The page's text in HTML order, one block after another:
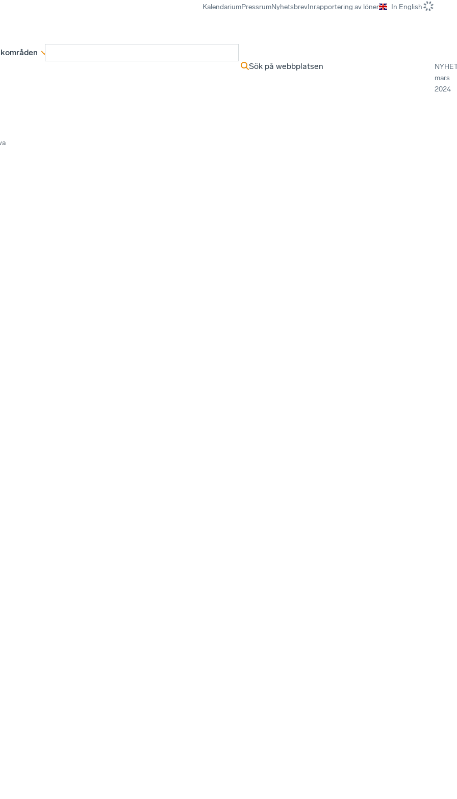
KalendariumPressrumNyhetsbrevInrapportering av löner In English
Sök på webbplatsen
mars
2024